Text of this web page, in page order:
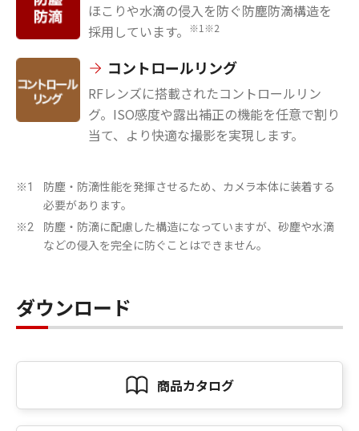
ほこりや水滴の侵入を防ぐ防塵防滴構造を
採用しています。
※1※2
コントロールリング
RFレンズに搭載されたコントロールリン
グ。ISO感度や露出補正の機能を任意で割り
当て、より快適な撮影を実現します。
※1
防塵・防滴性能を発揮させるため、カメラ本体に装着する
必要があります。
※2
防塵・防滴に配慮した構造になっていますが、砂塵や水滴
などの侵入を完全に防ぐことはできません。
ダウンロード
商品カタログ